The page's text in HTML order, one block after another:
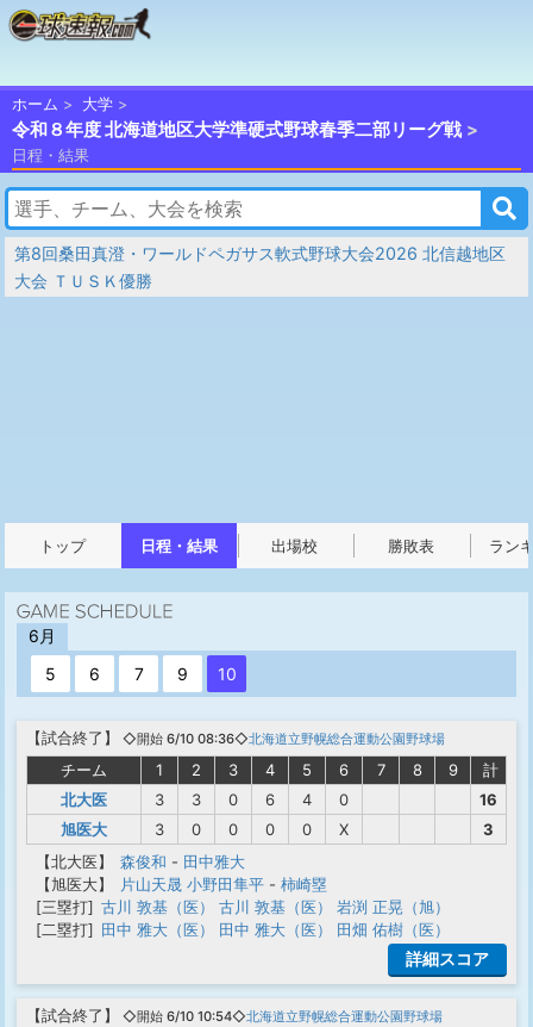
ホーム 大学
令和８年度 北海道地区大学準硬式野球春季二部リーグ戦
日程・結果
第8回桑田真澄・ワールドペガサス軟式野球大会2026 北信越地区
大会 ＴＵＳＫ優勝
トップ 日程・結果 出場校 勝敗表 ラン
6月
5
6 7 9 10
【試合終了 】 ◇開始 6/10 08:36◇北海道立野幌総合運動公園野球場
チーム 1 2 3 4 5 6 7 8 9
計
北大医
3 3 0 6 4 0
16
旭医大
3 0 0 0 0 X
3
【北大医】
森俊和 - 田中雅大
【旭医大】
片山天晟 小野田隼平 - 柿崎塁
[三塁打] 古川 敦基（医） 古川 敦基（医）
岩渕 正晃（旭）
[二塁打] 田中 雅大（医） 田中 雅大（医） 田畑 佑樹（医）
詳細スコア
【試合終了 】 ◇開始 6/10 10:54◇北海道立野幌総合運動公園野球場